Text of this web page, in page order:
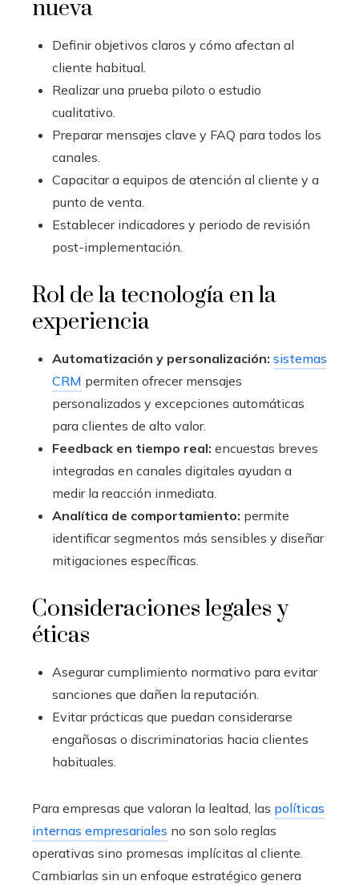
nueva
Definir objetivos claros y cómo afectan al
cliente habitual.
Realizar una prueba piloto o estudio
cualitativo.
Preparar mensajes clave y FAQ para todos los
canales.
Capacitar a equipos de atención al cliente y a
punto de venta.
Establecer indicadores y periodo de revisión
post-implementación.
Rol de la tecnología en la
experiencia
Automatización y personalización: sistemas
CRM permiten ofrecer mensajes
personalizados y excepciones automáticas
para clientes de alto valor.
Feedback en tiempo real: encuestas breves
integradas en canales digitales ayudan a
medir la reacción inmediata.
Analítica de comportamiento: permite
identificar segmentos más sensibles y diseñar
mitigaciones específicas.
Consideraciones legales y
éticas
Asegurar cumplimiento normativo para evitar
sanciones que dañen la reputación.
Evitar prácticas que puedan considerarse
engañosas o discriminatorias hacia clientes
habituales.
Para empresas que valoran la lealtad, las políticas
internas empresariales no son solo reglas
operativas sino promesas implícitas al cliente.
Cambiarlas sin un enfoque estratégico genera